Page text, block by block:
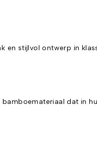
en stijlvol ontwerp in
dat in